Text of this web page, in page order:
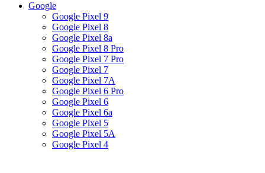
Google
Google Pixel 9
Google Pixel 8
Google Pixel 8a
Google Pixel 8 Pro
Google Pixel 7 Pro
Google Pixel 7
Google Pixel 7A
Google Pixel 6 Pro
Google Pixel 6
Google Pixel 6a
Google Pixel 5
Google Pixel 5A
Google Pixel 4